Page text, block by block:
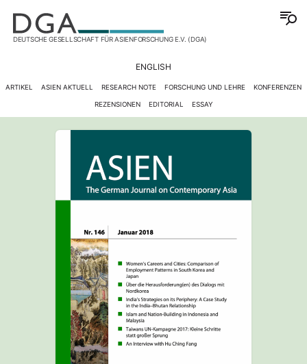
DEUTSCHE GESELLSCHAFT FÜR ASIENFORSCHUNG E.V. (DGA)
ENGLISH
ARTIKEL ASIEN AKTUELL RESEARCH NOTE FORSCHUNG UND LEHRE KONFERENZEN
REZENSIONEN EDITORIAL ESSAY